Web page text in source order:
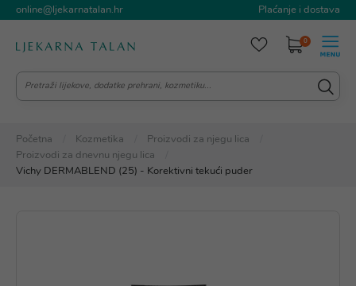
online@ljekarnatalan.hr Plaćanje i dostava
0
Početna Kozmetika
Proizvodi za njegu lica
Proizvodi za dnevnu njegu lica
Vichy DERMABLEND (25) - Korektivni tekući puder